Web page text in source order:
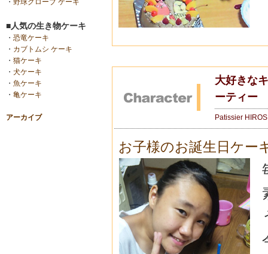
・ 野球グローブ ケーキ
■人気の生き物ケーキ
・ 恐竜ケーキ
・ カブトムシ ケーキ
・ 猫ケーキ
・ 犬ケーキ
・ 魚ケーキ
・ 亀ケーキ
アーカイブ
大好きな
ーティー
Patissier
お子様のお誕生日ケー